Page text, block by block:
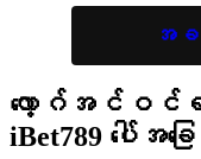
အခ
လော့ဂ်အင်ဝင်
iBet789 ပေါ်အ